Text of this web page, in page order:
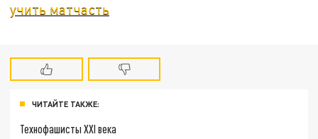
учить матчасть
ЧИТАЙТЕ ТАКЖЕ:
Технофашисты XXI века